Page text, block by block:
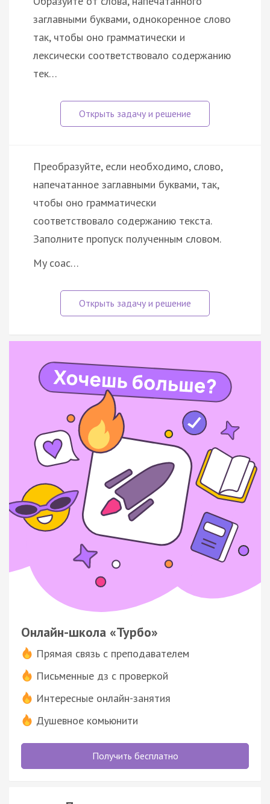
заглавными буквами, однокоренное слово
так, чтобы оно грамматически и
лексически соответствовало содержанию
тек…
Преобразуйте, если необходимо, слово,
напечатанное заглавными буквами, так,
чтобы оно грамматически
соответствовало содержанию текста.
Заполните пропуск полученным словом.
My coac…
Онлайн-школа «Турбо»
Прямая связь с преподавателем
Письменные дз с проверкой
Интересные онлайн-занятия
Душевное комьюнити
Получить бесплатно